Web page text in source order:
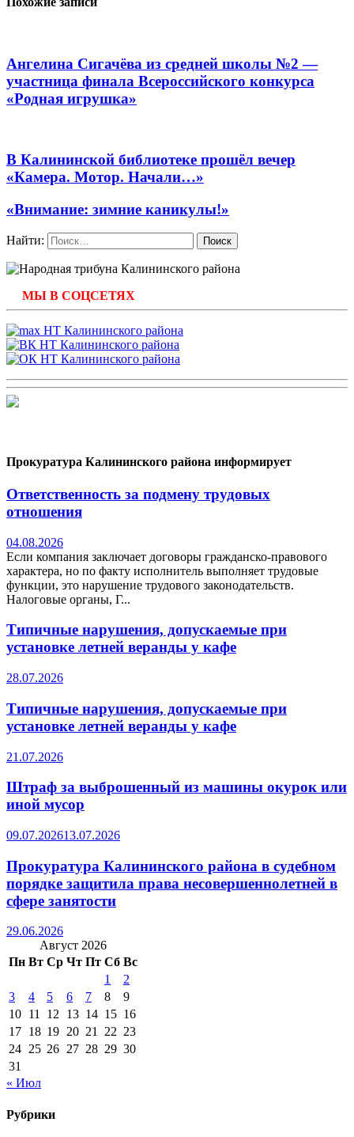
Ангелина Сигачёва из средней школы №2 —
участница финала Всероссийского конкурса
«Родная игрушка»
В Калининской библиотеке прошёл вечер
«Камера. Мотор. Начали…»
«Внимание: зимние каникулы!»
Найти:
МЫ В СОЦСЕТЯХ
Прокуратура Калининского района информирует
Ответственность за подмену трудовых
отношения
04.08.2026
Если компания заключает договоры гражданско-правового
характера, но по факту исполнитель выполняет трудовые
функции, это нарушение трудового законодательств.
Налоговые органы, Г...
Типичные нарушения, допускаемые при
установке летней веранды у кафе
28.07.2026
Типичные нарушения, допускаемые при
установке летней веранды у кафе
21.07.2026
Штраф за выброшенный из машины окурок или
иной мусор
09.07.202613.07.2026
Прокуратура Калининского района в судебном
порядке защитила права несовершеннолетней в
сфере занятости
29.06.2026
Август 2026
Пн Вт Ср Чт Пт Сб Вс
1
2
3
4 5 6 7 8
9
10 11 12 13 14 15 16
17 18 19 20 21 22 23
24 25 26 27 28 29 30
31
« Июл
Рубрики